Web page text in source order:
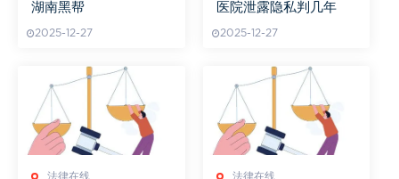
湖南黑帮
2025-12-27
医院泄露隐私判几年
2025-12-27
法律在线 法律在线